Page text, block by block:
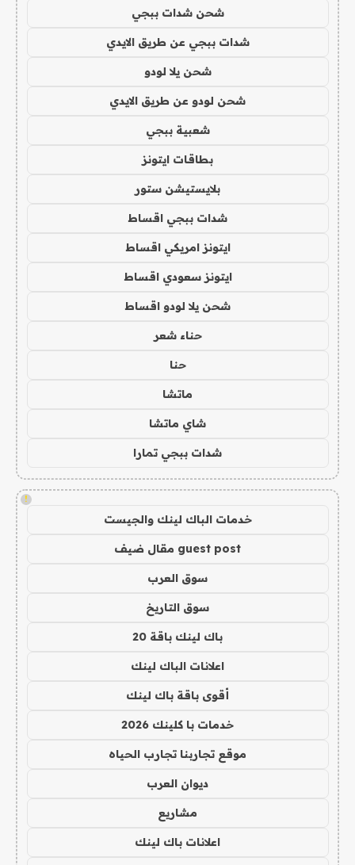
شحن شدات ببجي
شدات ببجي عن طريق الايدي
شحن يلا لودو
شحن لودو عن طريق الايدي
شعبية ببجي
بطاقات ايتونز
بلايستيشن ستور
شدات ببجي اقساط
ايتونز امريكي اقساط
ايتونز سعودي اقساط
شحن يلا لودو اقساط
حناء شعر
حنا
ماتشا
شاي ماتشا
شدات ببجي تمارا
!
خدمات الباك لينك والجيست
guest post مقال ضيف
سوق العرب
سوق التاريخ
باك لينك باقة 20
اعلانات الباك لينك
أقوى باقة باك لينك
خدمات با كلينك 2026
موقع تجاربنا تجارب الحياه
ديوان العرب
مشاريع
اعلانات باك لينك